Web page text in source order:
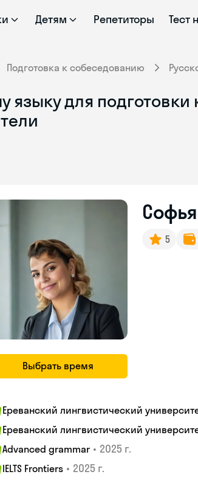
Детям Репетиторы Тест
Подготовка к собеседованию
языку для
Выбрать время
Софья
5
Ереванский лингвистический
Ереванский лингвистический
Advanced grammar • 2025 г.
IELTS Frontiers • 2025 г.